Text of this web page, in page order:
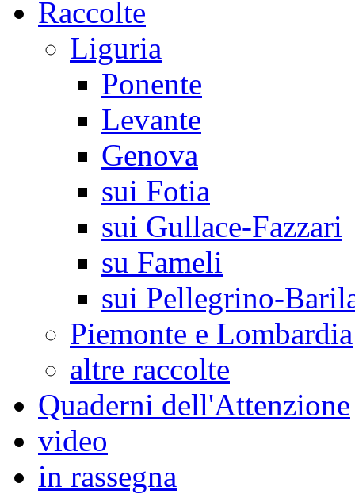
Raccolte
Liguria
Ponente
Levante
Genova
sui Fotia
sui Gullace-Fazzari
su Fameli
sui Pellegrino-
Piemonte e Lombardia
altre raccolte
Quaderni dell'Attenzione
video
in rassegna